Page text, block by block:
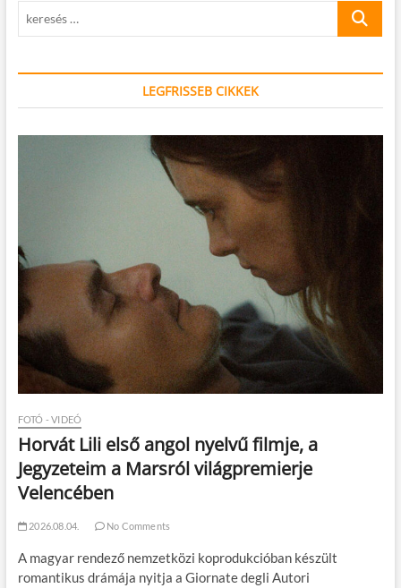
keresés
LEGFRISSEB CIKKEK
FOTÓ - VIDEÓ
Horvát Lili első angol nyelvű filmje, a
Jegyzeteim a Marsról világpremierje
Velencében
2026.08.04. No Comments
A magyar rendező nemzetközi koprodukcióban készült
romantikus drámája nyitja a Giornate degli Autori